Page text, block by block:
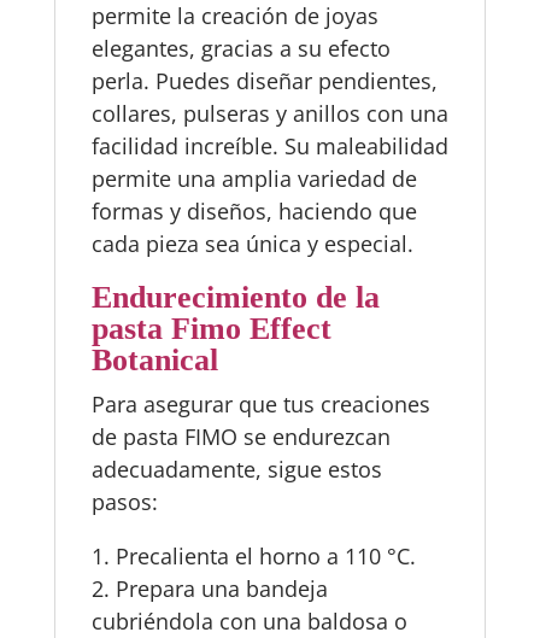
permite la creación de joyas
elegantes, gracias a su efecto
perla. Puedes diseñar pendientes,
collares, pulseras y anillos con una
facilidad increíble. Su maleabilidad
permite una amplia variedad de
formas y diseños, haciendo que
cada pieza sea única y especial.
Endurecimiento de la
pasta Fimo Effect
Botanical
Para asegurar que tus creaciones
de pasta FIMO se endurezcan
adecuadamente, sigue estos
pasos:
1. Precalienta el horno a 110 °C.
2. Prepara una bandeja
cubriéndola con una baldosa o